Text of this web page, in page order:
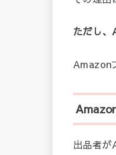
ただし、
Amazon
出品者が